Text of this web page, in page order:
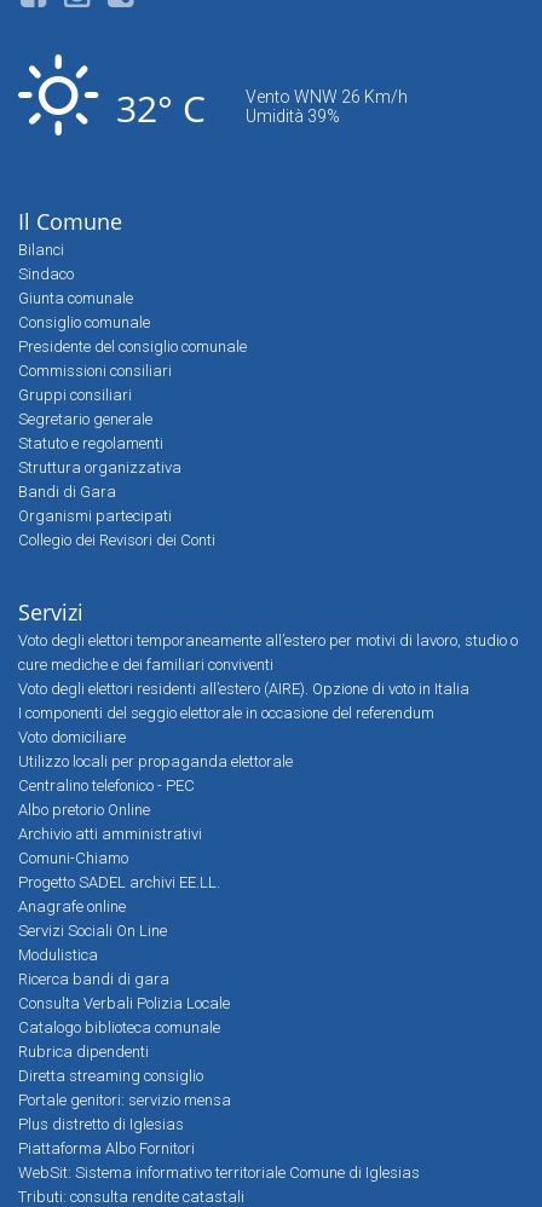
32° C
Vento WNW 26 Km/h
Umidità 39%
Il Comune
Bilanci
Sindaco
Giunta comunale
Consiglio comunale
Presidente del consiglio comunale
Commissioni consiliari
Gruppi consiliari
Segretario generale
Statuto e regolamenti
Struttura organizzativa
Bandi di Gara
Organismi partecipati
Collegio dei Revisori dei Conti
Servizi
Voto degli elettori temporaneamente all’estero per motivi di lavoro, studio o
cure mediche e dei familiari conviventi
Voto degli elettori residenti all’estero (AIRE). Opzione di voto in Italia
I componenti del seggio elettorale in occasione del referendum
Voto domiciliare
Utilizzo locali per propaganda elettorale
Centralino telefonico - PEC
Albo pretorio Online
Archivio atti amministrativi
Comuni-Chiamo
Progetto SADEL archivi EE.LL.
Anagrafe online
Servizi Sociali On Line
Modulistica
Ricerca bandi di gara
Consulta Verbali Polizia Locale
Catalogo biblioteca comunale
Rubrica dipendenti
Diretta streaming consiglio
Portale genitori: servizio mensa
Plus distretto di Iglesias
Piattaforma Albo Fornitori
WebSit: Sistema informativo territoriale Comune di Iglesias
Tributi: consulta rendite catastali